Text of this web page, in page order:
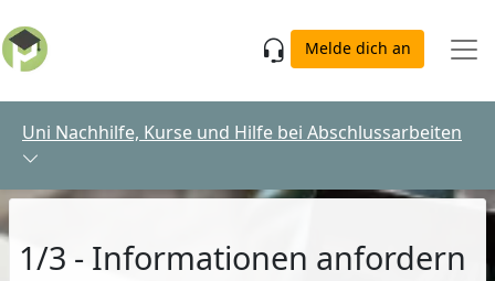
Melde dich an
Uni Nachhilfe, Kurse und Hilfe bei Abschlussarbeiten
1/3 - Informationen anfordern